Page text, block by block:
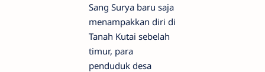
Sang Surya baru saja
menampakkan diri di
Tanah Kutai sebelah
timur, para
penduduk desa